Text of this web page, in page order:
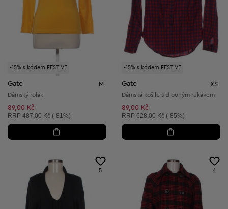
-15% s kódem FESTIVE
Gate M
Dámský rolák
89,00 Kč
Doporučená cena:
RRP 487,00 Kč (-81%)
-15% s kódem FESTIVE
Gate XS
Dámská košile s dlouhým rukávem
89,00 Kč
Doporučená cena:
RRP 628,00 Kč (-85%)
5 4